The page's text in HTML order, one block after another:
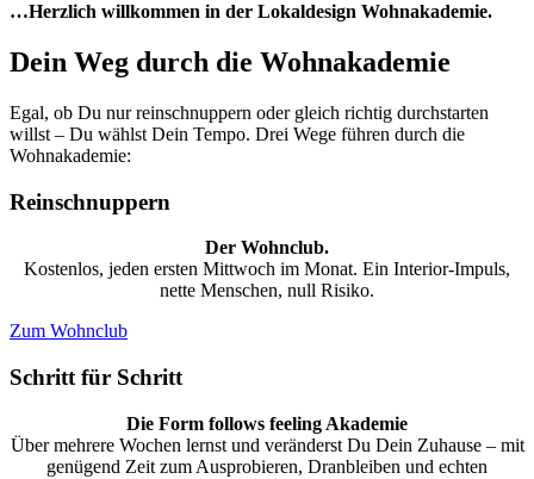
…Herzlich willkommen in der Lokaldesign Wohnakademie.
Dein Weg durch die Wohnakademie
Egal, ob Du nur reinschnuppern oder gleich richtig durchstarten
willst – Du wählst Dein Tempo. Drei Wege führen durch die
Wohnakademie:
Reinschnuppern
Der Wohnclub.
Kostenlos, jeden ersten Mittwoch im Monat. Ein Interior-Impuls,
nette Menschen, null Risiko.
Zum Wohnclub
Schritt für Schritt
Die Form follows feeling Akademie
Über mehrere Wochen lernst und veränderst Du Dein Zuhause – mit
genügend Zeit zum Ausprobieren, Dranbleiben und echten